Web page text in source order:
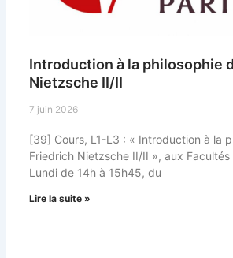
Introduction à la philosophie
Nietzsche II/II
7 juin 2026
[39] Cours, L1-L3 : « Introduction à la
Friedrich Nietzsche II/II », aux Facultés
Lundi de 14h à 15h45, du
Lire la suite »